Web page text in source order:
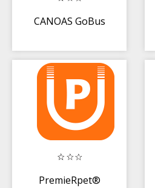
CANOAS GoBus
PremieRpet®